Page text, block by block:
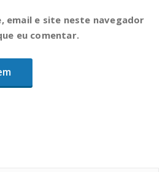
email e site neste navegador
eu comentar.